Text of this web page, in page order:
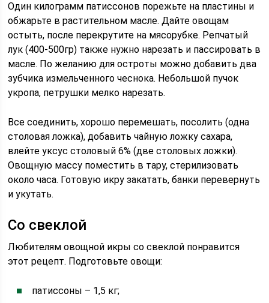
Один килограмм патиссонов порежьте на пластины и
обжарьте в растительном масле. Дайте овощам
остыть, после перекрутите на мясорубке. Репчатый
лук (400-500гр) также нужно нарезать и пассировать в
масле. По желанию для остроты можно добавить два
зубчика измельченного чеснока. Небольшой пучок
укропа, петрушки мелко нарезать.
Все соединить, хорошо перемешать, посолить (одна
столовая ложка), добавить чайную ложку сахара,
влейте уксус столовый 6% (две столовых ложки).
Овощную массу поместить в тару, стерилизовать
около часа. Готовую икру закатать, банки перевернуть
и укутать.
Со свеклой
Любителям овощной икры со свеклой понравится
этот рецепт. Подготовьте овощи:
патиссоны – 1,5 кг;